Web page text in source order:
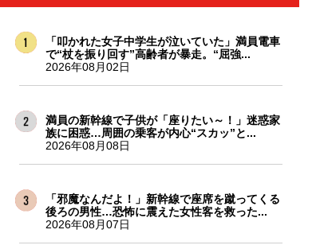
「叩かれた女子中学生が泣いていた」満員電車
で“杖を振り回す”高齢者が暴走。“屈強...
2026年08月02日
満員の新幹線で子供が「座りたい～！」迷惑家
族に困惑…周囲の乗客が内心“スカッ”と...
2026年08月08日
「邪魔なんだよ！」新幹線で座席を蹴ってくる
後ろの男性…恐怖に震えた女性客を救った...
2026年08月07日